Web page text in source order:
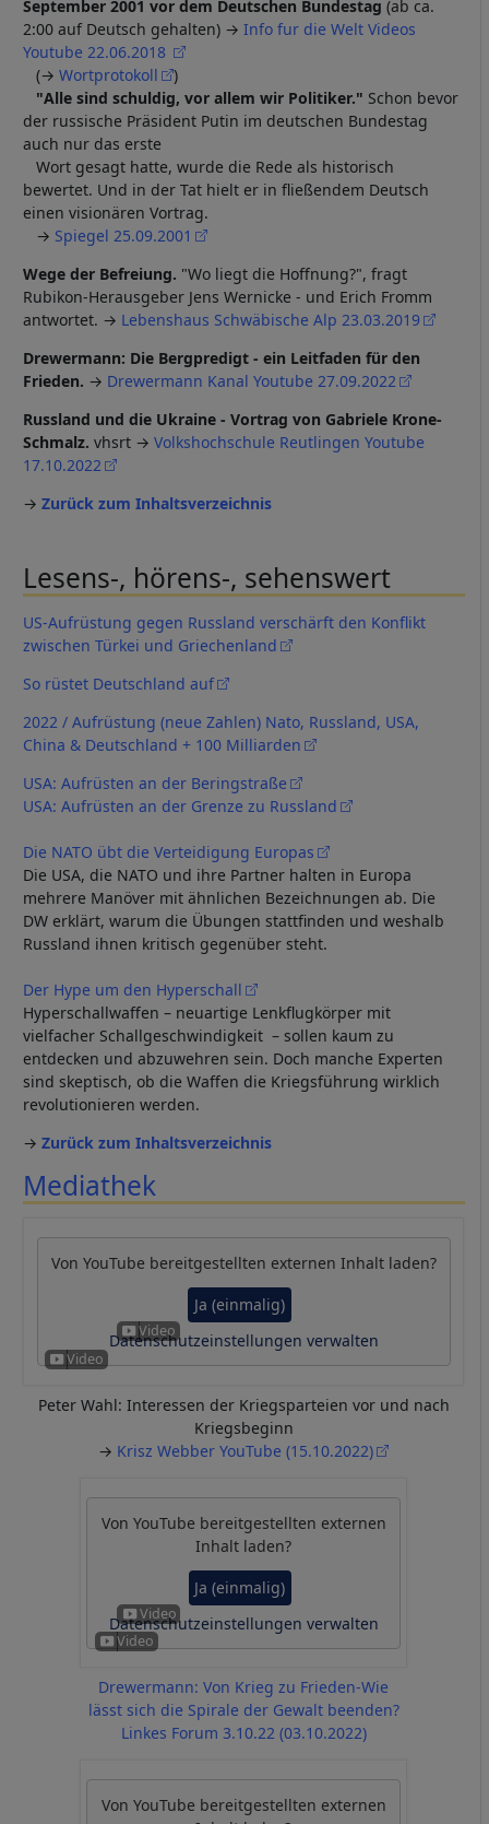
September 2001 vor dem Deutschen Bundestag (ab ca.
2:00 auf Deutsch gehalten) → Info fur die Welt Videos
Youtube 22.06.2018
(→ Wortprotokoll
)
"Alle sind schuldig, vor allem wir Politiker." Schon bevor
der russische Präsident Putin im deutschen Bundestag
auch nur das erste
Wort gesagt hatte, wurde die Rede als historisch
bewertet. Und in der Tat hielt er in fließendem Deutsch
einen visionären Vortrag.
→ Spiegel 25.09.2001
Wege der Befreiung. "Wo liegt die Hoffnung?", fragt
Rubikon-Herausgeber Jens Wernicke - und Erich Fromm
antwortet. → Lebenshaus Schwäbische Alp 23.03.2019
Drewermann: Die Bergpredigt - ein Leitfaden für den
Frieden. → Drewermann Kanal Youtube 27.09.2022
Russland und die Ukraine - Vortrag von Gabriele Krone-
Schmalz. vhsrt → Volkshochschule Reutlingen Youtube
17.10.2022
→ Zurück zum Inhaltsverzeichnis
Lesens-, hörens-, sehenswert
US-Aufrüstung gegen Russland verschärft den Konflikt
zwischen Türkei und Griechenland
So rüstet Deutschland auf
2022 / Aufrüstung (neue Zahlen) Nato, Russland, USA,
China & Deutschland + 100 Milliarden
USA: Aufrüsten an der Beringstraße
USA: Aufrüsten an der Grenze zu Russland
Die NATO übt die Verteidigung Europas
Die USA, die NATO und ihre Partner halten in Europa
mehrere Manöver mit ähnlichen Bezeichnungen ab. Die
DW erklärt, warum die Übungen stattfinden und weshalb
Russland ihnen kritisch gegenüber steht.
Der Hype um den Hyperschall
Hyperschallwaffen – neuartige Lenkflugkörper mit
vielfacher Schallgeschwindigkeit – sollen kaum zu
entdecken und abzuwehren sein. Doch manche Experten
sind skeptisch, ob die Waffen die Kriegsführung wirklich
revolutionieren werden.
→ Zurück zum Inhaltsverzeichnis
Mediathek
Von YouTube bereitgestellten externen Inhalt laden?
Ja (einmalig)
Datenschutzeinstellungen verwalten
Peter Wahl: Interessen der Kriegsparteien vor und nach
Kriegsbeginn
→ Krisz Webber YouTube (15.10.2022)
Von YouTube bereitgestellten externen
Inhalt laden?
Ja (einmalig)
Datenschutzeinstellungen verwalten
Drewermann: Von Krieg zu Frieden-Wie
lässt sich die Spirale der Gewalt beenden?
Linkes Forum 3.10.22 (03.10.2022)
Von YouTube bereitgestellten externen